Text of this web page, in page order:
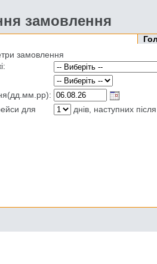
замовлення
замовлення
для
днів, наступних